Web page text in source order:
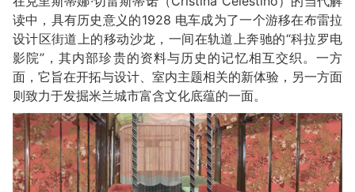
读中，具有历史意义的1928 电车成为了一个游移在布雷拉
设计区街道上的移动沙龙，一间在轨道上奔驰的“科拉罗电
影院”，其内部珍贵的资料与历史的记忆相互交织。一方
面，它旨在开拓与设计、室内主题相关的新体验，另一方面
则致力于发掘米兰城市富含文化底蕴的一面。